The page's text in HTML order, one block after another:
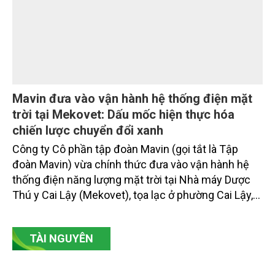
Mavin đưa vào vận hành hệ thống điện mặt
trời tại Mekovet: Dấu mốc hiện thực hóa
chiến lược chuyển đổi xanh
Công ty Cô phần tập đoàn Mavin (gọi tắt là Tập
thống điện năng lượng mặt trời tại Nhà máy Dược
Thú y Cai Lậy (Mekovet), tọa lạc ở phường Cai Lậy,